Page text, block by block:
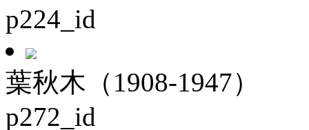
p224_id
葉秋木（1908-1947）
p272_id